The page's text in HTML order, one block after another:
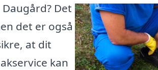
Det
det er også
at dit
kan